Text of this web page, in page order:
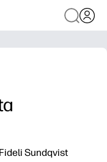
Sundqvist